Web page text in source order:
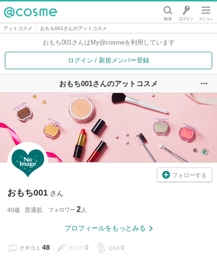
@cosme
アットコスメ おもち001さんのアットコスメ
おもち001さんは My@cosmeを利用しています
ログイン / 新規メンバー登録
おもち001さんのアットコスメ
フォローする
おもち001 さん
40歳 普通肌 フォロワー 2
プロフィールをもっとみる
クチコミ 48 ブログ 0 Q&A 0